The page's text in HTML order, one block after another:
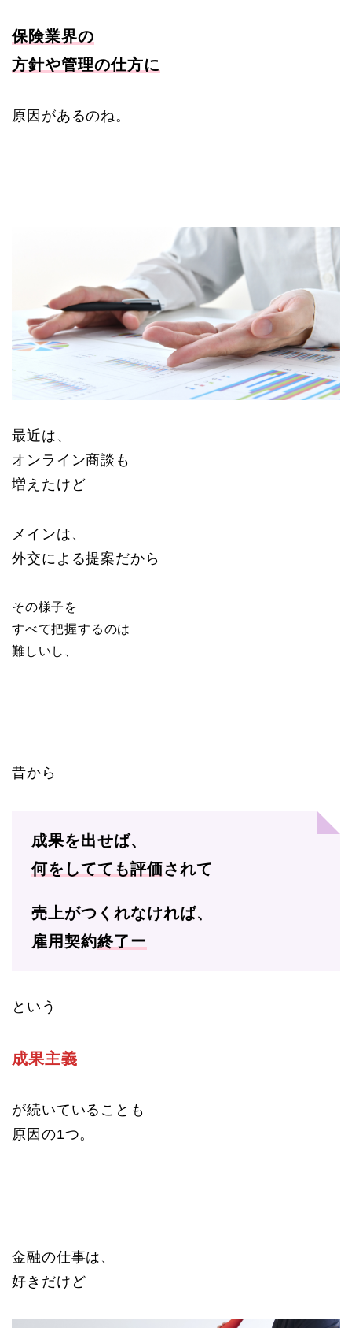
保険業界の
方針や管理の仕方に
原因があるのね。
最近は、
オンライン商談も
増えたけど
メインは、
外交による提案だから
その様子を
すべて把握するのは
難しいし、
昔から
成果を出せば、
何をしてても評価されて
売上がつくれなければ、
雇用契約終了ー
という
成果主義
が続いていることも
原因の1つ。
金融の仕事は、
好きだけど